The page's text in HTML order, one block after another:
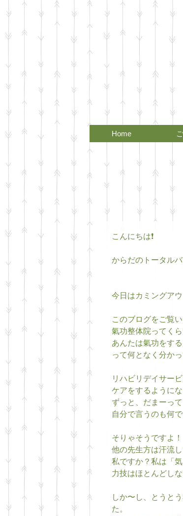
Home
こんにちは❗️
からだのトータル
今日はカミングアウ
このブログをご覧
氣功整体院ってく
あんたは氣功をす
って何となく分か
リハビリデイサー
ケアをするように
ずっと、だまーっ
自分で言うのも何
そりゃそうですよ！
他の先生方は汗流
私ですか？私は「
力技はほとんどし
しか〜し、とうと
た。